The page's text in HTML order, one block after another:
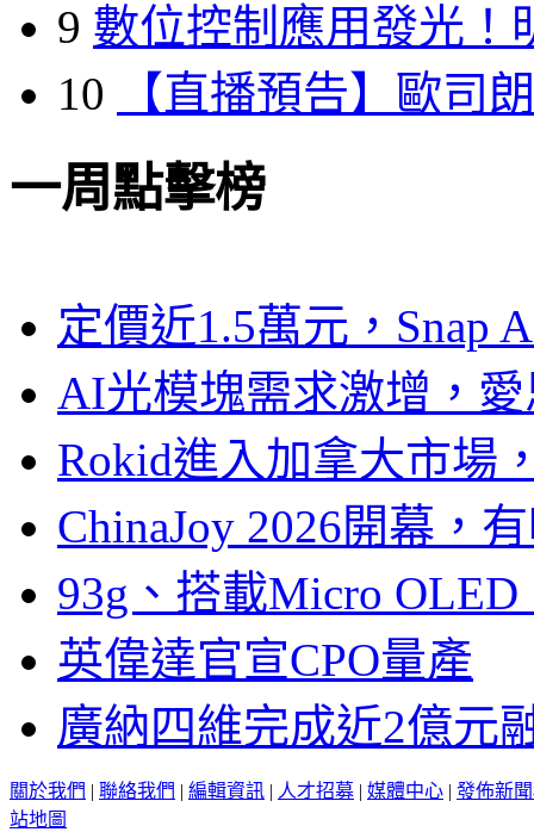
9 數位控制應用發光！
10
【直播預告】歐司
一周點擊榜
定價近1.5萬元，Snap
AI光模塊需求激增，
Rokid進入加拿大市場
ChinaJoy 2026開幕，
93g、搭載Micro
英偉達官宣CPO量產
廣納四維完成近2億元
關於我們 | 聯絡我們 | 編輯資訊 | 人才招募 | 媒體中心 | 發佈新
站地圖